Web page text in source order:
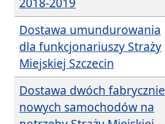
Dostawa umundurowania
dla funkcjonariuszy Straży
Miejskiej Szczecin
Dostawa dwóch fabrycznie
nowych samochodów na